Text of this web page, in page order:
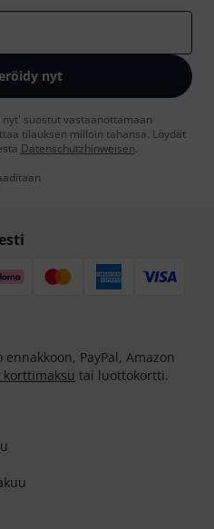
nyt
suostut vastaanottamaan
tilauksen milloin tahansa. Löydät
Datenschutzhinweisen.
PayPal, Amazon
korttimaksu tai luottokortti.